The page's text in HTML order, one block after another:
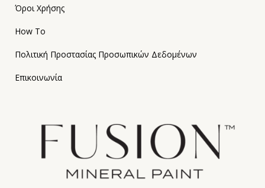
Όροι Χρήσης
How To
Πολιτική Προστασίας Προσωπικών Δεδομένων
Επικοινωνία